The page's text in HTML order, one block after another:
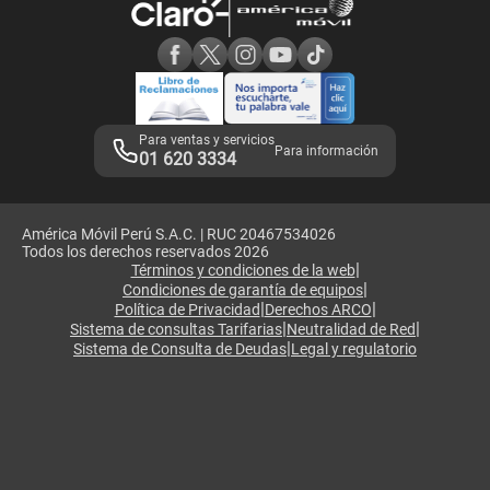
Adquirientes iPhone 6, 6S y SE
Mensaje de Seguridad
Términos y Condiciones de Tienda Claro
Libro de Reclamaciones
Legales de marketplace
Para ventas y servicios
01 620 3334 Para información
América Móvil Perú S.A.C. | RUC 20467534026
Todos los derechos reservados 2026
Términos y condiciones de la web|
Condiciones de garantía de equipos|
Política de Privacidad|Derechos ARCO|
Sistema de consultas Tarifarias|Neutralidad de Red|
Sistema de Consulta de Deudas|Legal y regulatorio